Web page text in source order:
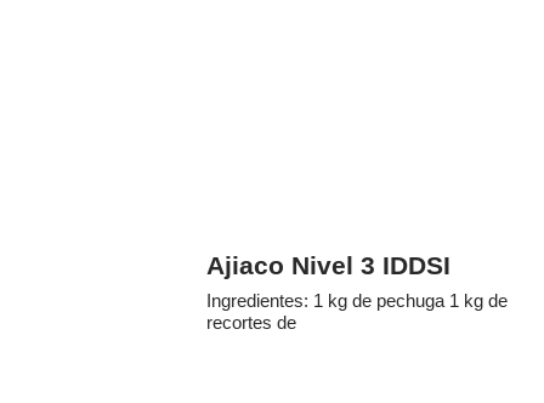
Ajiaco Nivel 3 IDDSI
Ingredientes: 1 kg de pechuga 1 kg de
recortes de